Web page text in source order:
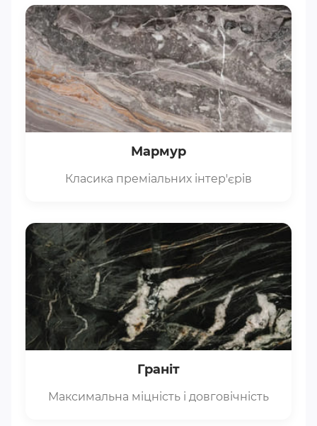
Мармур
Класика преміальних інтер'єрів
Граніт
Максимальна міцність і довговічність